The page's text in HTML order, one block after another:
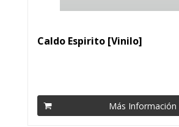
Caldo Espirito [Vinilo]
Más Información